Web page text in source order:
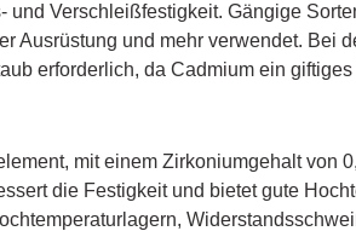
und Verschleißfestigkeit. Gängige
Ausrüstung und mehr verwendet. Bei
erforderlich, da Cadmium ein
mit einem Zirkoniumgehalt von
die Festigkeit und bietet gute